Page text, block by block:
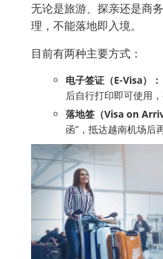
无论是旅游、探亲还是商
理，不能落地即入境。
目前有两种主要方式：
电子签证（E-Visa）：
后自行打印即可使用
落地签（Visa on
函”，抵达越南机场后